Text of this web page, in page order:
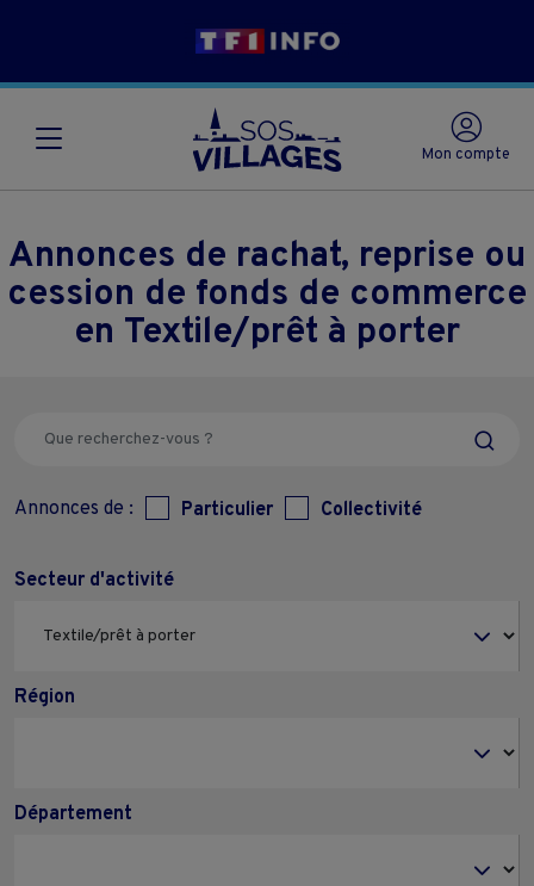
Mon compte
Annonces de rachat, reprise ou
cession de fonds de commerce
en Textile/prêt à porter
Annonces de : Particulier Collectivité
Secteur d'activité
Région
Département